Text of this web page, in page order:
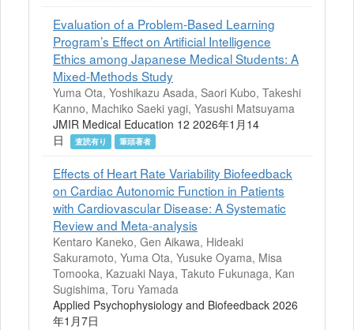
Evaluation of a Problem-Based Learning
Program’s Effect on Artificial Intelligence
Ethics among Japanese Medical Students: A
Mixed-Methods Study
Yuma Ota, Yoshikazu Asada, Saori Kubo, Takeshi
Kanno, Machiko Saeki yagi, Yasushi Matsuyama
JMIR Medical Education 12 2026年1月14
日
査読有り 筆頭著者
Effects of Heart Rate Variability Biofeedback
on Cardiac Autonomic Function in Patients
with Cardiovascular Disease: A Systematic
Review and Meta-analysis
Kentaro Kaneko, Gen Aikawa, Hideaki
Sakuramoto, Yuma Ota, Yusuke Oyama, Misa
Tomooka, Kazuaki Naya, Takuto Fukunaga, Kan
Sugishima, Toru Yamada
Applied Psychophysiology and Biofeedback 2026
年1月7日